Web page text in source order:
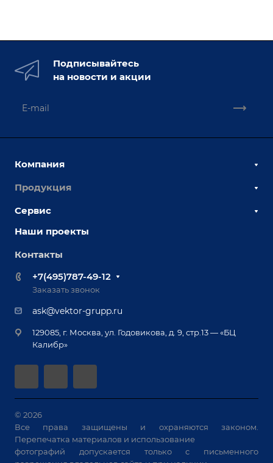
Подписывайтесь
на новости и акции
Компания
О компании
Выставки и мероприятия
Вопрос ответ
Реквизиты
Документы
Продукция
Сборочно-сварочные столы
Оснастка для сварочных столов
Оборудование для приварки крепежа
Приварной крепеж
Специализированные решения для сварки
Позиционеры и вращатели
Машины контактной сварки
Универсальные зажимы
Системы аспирации
Сервис
Сервисное обслуживание
Обучение
Лизинг
Гарантия
автоматизации
Наши проекты
Контакты
+7(495)787-49-12
Заказать звонок
ask@vektor-grupp.ru
129085, г. Москва, ул. Годовикова, д. 9, стр.13 — «БЦ
Калибр»
© 2026
Все права защищены и охраняются законом.
Перепечатка материалов и использование
фотографий допускается только с письменного